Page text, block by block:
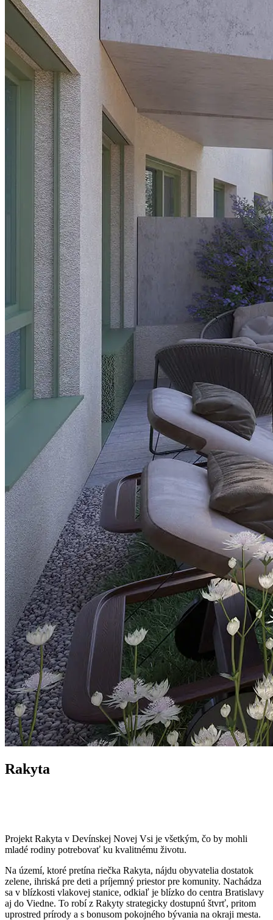
Rakyta
Projekt Rakyta v Devínskej Novej Vsi je všetkým, čo by mohli
mladé rodiny potrebovať ku kvalitnému životu.
Na území, ktoré pretína riečka Rakyta, nájdu obyvatelia dostatok
zelene, ihriská pre deti a príjemný priestor pre komunity. Nachádza
sa v blízkosti vlakovej stanice, odkiaľ je blízko do centra Bratislavy
aj do Viedne. To robí z Rakyty strategicky dostupnú štvrť, pritom
uprostred prírody a s bonusom pokojného bývania na okraji mesta.